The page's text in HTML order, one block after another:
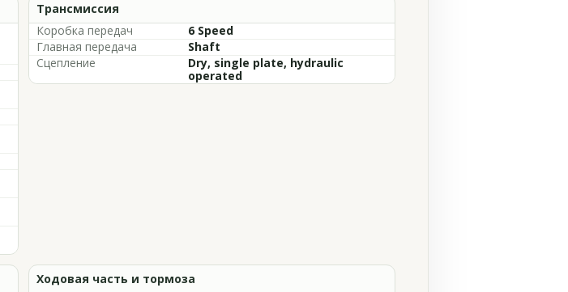
Трансмиссия
Коробка передач
6 Speed
Главная передача
Shaft
Сцепление
Dry, single plate, hydraulic
operated
Ходовая часть и тормоза